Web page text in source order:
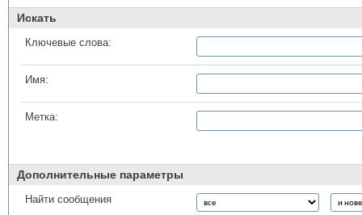
Искать
Ключевые слова:
Имя:
Метка:
Дополнительные параметры
Найти сообщения